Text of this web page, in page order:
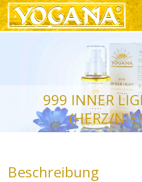
999 INNER
(HERZ/
Beschreibung